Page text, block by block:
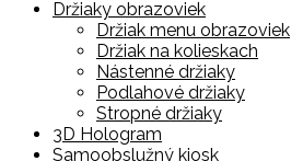
Držiaky obrazoviek
Držiak menu obrazoviek
Držiak na kolieskach
Nástenné držiaky
Podlahové držiaky
Stropné držiaky
3D Hologram
Samoobslužný kiosk